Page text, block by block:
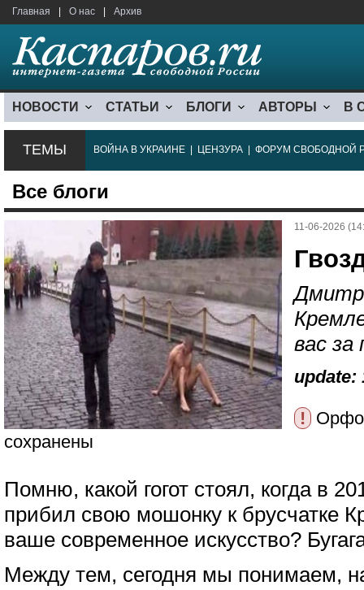
Главная О нас Архив
НОВОСТИ СТАТЬИ БЛОГИ АВТОРЫ В
ТЕМЫ ВОЙНА В УКРАИНЕ ЦЕНЗУРА ФОРУМ СВОБОДНОЙ
Все блоги
11-06-2026
вас за
update:
!
сохранены
Помню, какой гогот стоял, когда в
прибил свою мошонку к брусчатке
ваше современное искусство?
Между тем, сегодня мы понимаем,